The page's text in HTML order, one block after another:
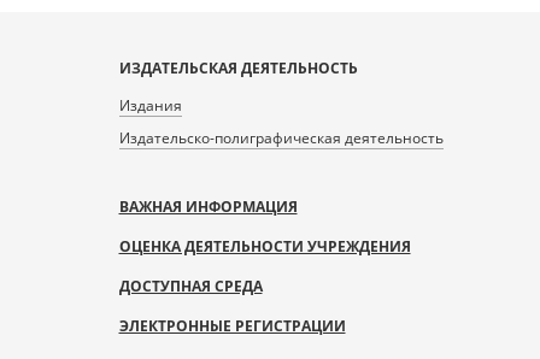
ИЗДАТЕЛЬСКАЯ ДЕЯТЕЛЬНОСТЬ
Издания
Издательско-полиграфическая деятельность
ВАЖНАЯ ИНФОРМАЦИЯ
ОЦЕНКА ДЕЯТЕЛЬНОСТИ УЧРЕЖДЕНИЯ
ДОСТУПНАЯ СРЕДА
ЭЛЕКТРОННЫЕ РЕГИСТРАЦИИ